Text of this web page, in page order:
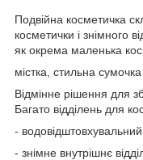
Подвійна косметичка
косметички і знімного
як окрема маленька
містка, стильна сумочка
Відмінне рішення для
Багато відділень для
-
- знімне внутрішнє